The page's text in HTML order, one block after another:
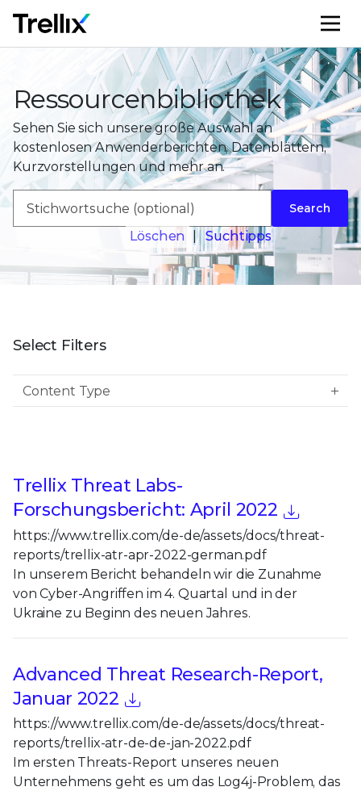
Ressourcenbibliothek
Sehen Sie sich unsere große Auswahl an
kostenlosen Anwenderberichten, Datenblättern,
Kurzvorstellungen und mehr an.
Löschen |Suchtipps
Search
Trellix Threat Labs-
Forschungsbericht: April 2022
https://www.trellix.com/de-de/assets/docs/threat-
reports/trellix-atr-apr-2022-german.pdf
In unserem Bericht behandeln wir die Zunahme
von Cyber-Angriffen im 4. Quartal und in der
Ukraine zu Beginn des neuen Jahres.
Advanced Threat Research-Report,
Januar 2022
https://www.trellix.com/de-de/assets/docs/threat-
reports/trellix-atr-de-de-jan-2022.pdf
Im ersten Threats-Report unseres neuen
Unternehmens geht es um das Log4j-Problem, das
Select Filters
Content Type